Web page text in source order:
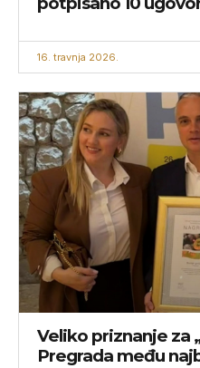
16. travnja 2026.
Veliko priznanje za
Pregrada među